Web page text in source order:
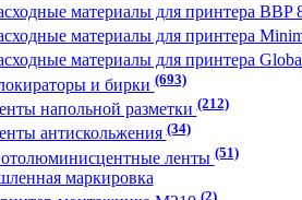
материалы для принтера BBP
материалы для принтера
материалы для принтера
и бирки(693)
напольной разметки(212)
антискольжения(34)
ленты(51)
маркировка
(2)